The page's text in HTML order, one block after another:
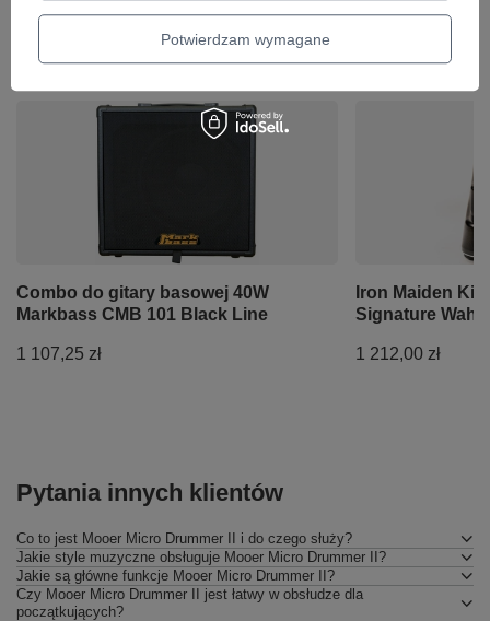
Ciekawostki do gitary
Combo do gitary basowej 40W
Markbass CMB 101 Black Line
1 107,25 zł
Iron Maiden
Signature Wah
1 212,00 zł
Pytania innych klientów
Co to jest Mooer Micro Drummer II i do czego służy?
Jakie style muzyczne obsługuje Mooer Micro Drummer II?
Jakie są główne funkcje Mooer Micro Drummer II?
Czy Mooer Micro Drummer II jest łatwy w obsłudze dla
początkujących?
Potwierdzam wymagane